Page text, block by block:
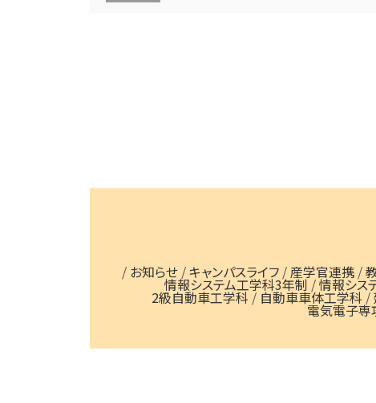
/ お知らせ /キャンパスライフ /産学官連携 /
情報システム工学科3年制/情報シス
2級自動車工学科/ 自動車車体工学科 /
電気電子専